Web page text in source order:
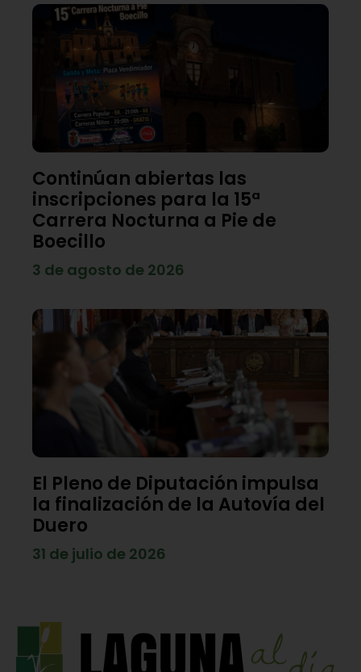
Continúan abiertas las
inscripciones para la 15ª
Carrera Nocturna a Pie de
Boecillo
3 de agosto de 2026
El Pleno de Diputación impulsa
la finalización de la Autovía del
Duero
31 de julio de 2026